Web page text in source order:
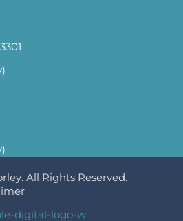
. All Rights Reserved.